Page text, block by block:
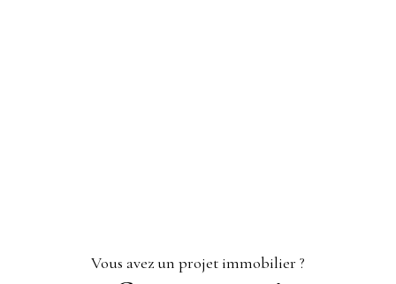
Vous avez un projet immobilier ?